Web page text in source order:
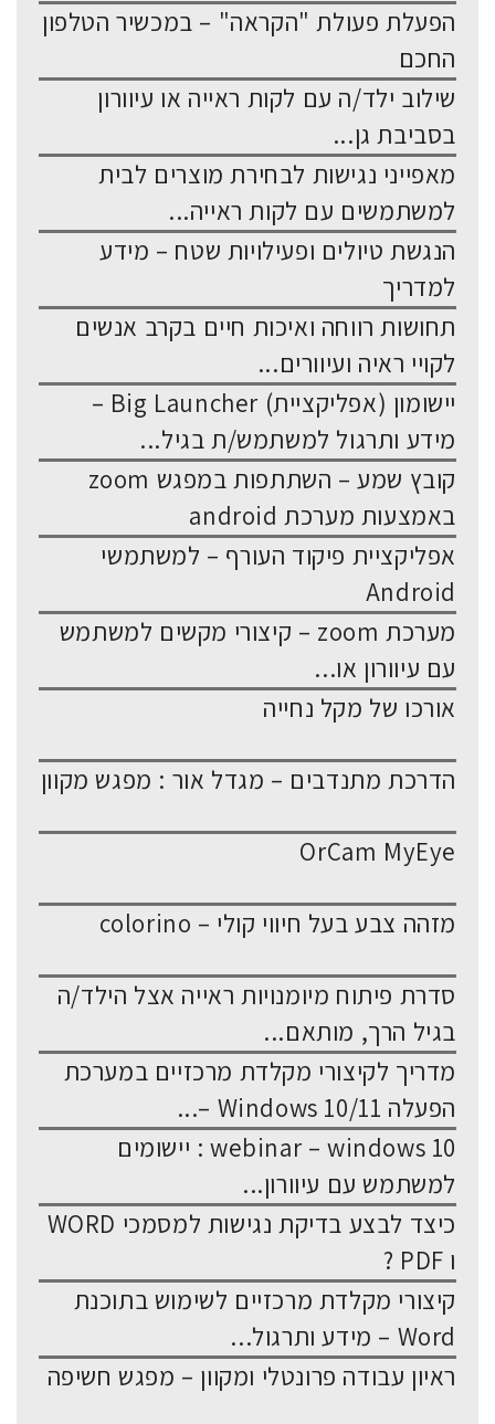
הפעלת פעולת "הקראה" – במכשיר הטלפון
החכם
שילוב ילד/ה עם לקות ראייה או עיוורון
בסביבת גן...
מאפייני נגישות לבחירת מוצרים לבית
למשתמשים עם לקות ראייה...
הנגשת טיולים ופעילויות שטח – מידע
למדריך
תחושות רווחה ואיכות חיים בקרב אנשים
לקויי ראיה ועיוורים...
יישומון (אפליקציית) Big Launcher –
מידע ותרגול למשתמש/ת בגיל...
קובץ שמע – השתתפות במפגש zoom
באמצעות מערכת android
אפליקציית פיקוד העורף – למשתמשי
Android
מערכת zoom – קיצורי מקשים למשתמש
עם עיוורון או...
אורכו של מקל נחייה
הדרכת מתנדבים – מגדל אור : מפגש מקוון
OrCam MyEye
מזהה צבע בעל חיווי קולי – colorino
סדרת פיתוח מיומנויות ראייה אצל הילד/ה
בגיל הרך, מותאם...
מדריך לקיצורי מקלדת מרכזיים במערכת
הפעלה Windows 10/11 –...
webinar – windows 10 : יישומים
למשתמש עם עיוורון...
כיצד לבצע בדיקת נגישות למסמכי WORD
ו PDF ?
קיצורי מקלדת מרכזיים לשימוש בתוכנת
Word – מידע ותרגול...
ראיון עבודה פרונטלי ומקוון – מפגש חשיפה